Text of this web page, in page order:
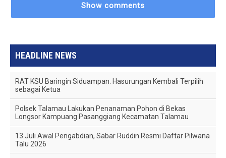
Show comments
HEADLINE NEWS
RAT KSU Baringin Siduampan. Hasurungan Kembali Terpilih
sebagai Ketua
Polsek Talamau Lakukan Penanaman Pohon di Bekas
Longsor Kampuang Pasanggiang Kecamatan Talamau
13 Juli Awal Pengabdian, Sabar Ruddin Resmi Daftar Pilwana
Talu 2026